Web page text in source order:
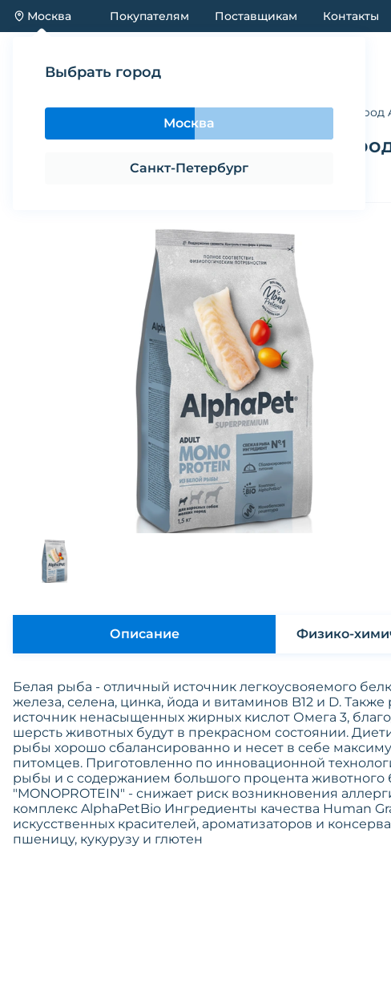
Москва
Выбрать город
Москва
Санкт-Петербург
Покупателям Поставщикам Контакты
Каталог Корма Корм сухой для собак мелких пород
Корм сухой для собак мелких
В избранное
Описание
Белая рыба - отличный источник легкоусвояемого
железа, селена, цинка, йода и витаминов B12 и D.
источник ненасыщенных жирных кислот Омега 3,
шерсть животных будут в прекрасном состоянии.
рыбы хорошо сбалансированно и несет в себе
питомцев. Приготовленно по инновационной
рыбы и с содержанием большого процента животного
"MONOPROTEIN" - снижает риск возникновения
комплекс AlphaPetBio Ингредиенты качества Human
искусственных красителей, ароматизаторов и
пшеницу, кукурузу и глютен